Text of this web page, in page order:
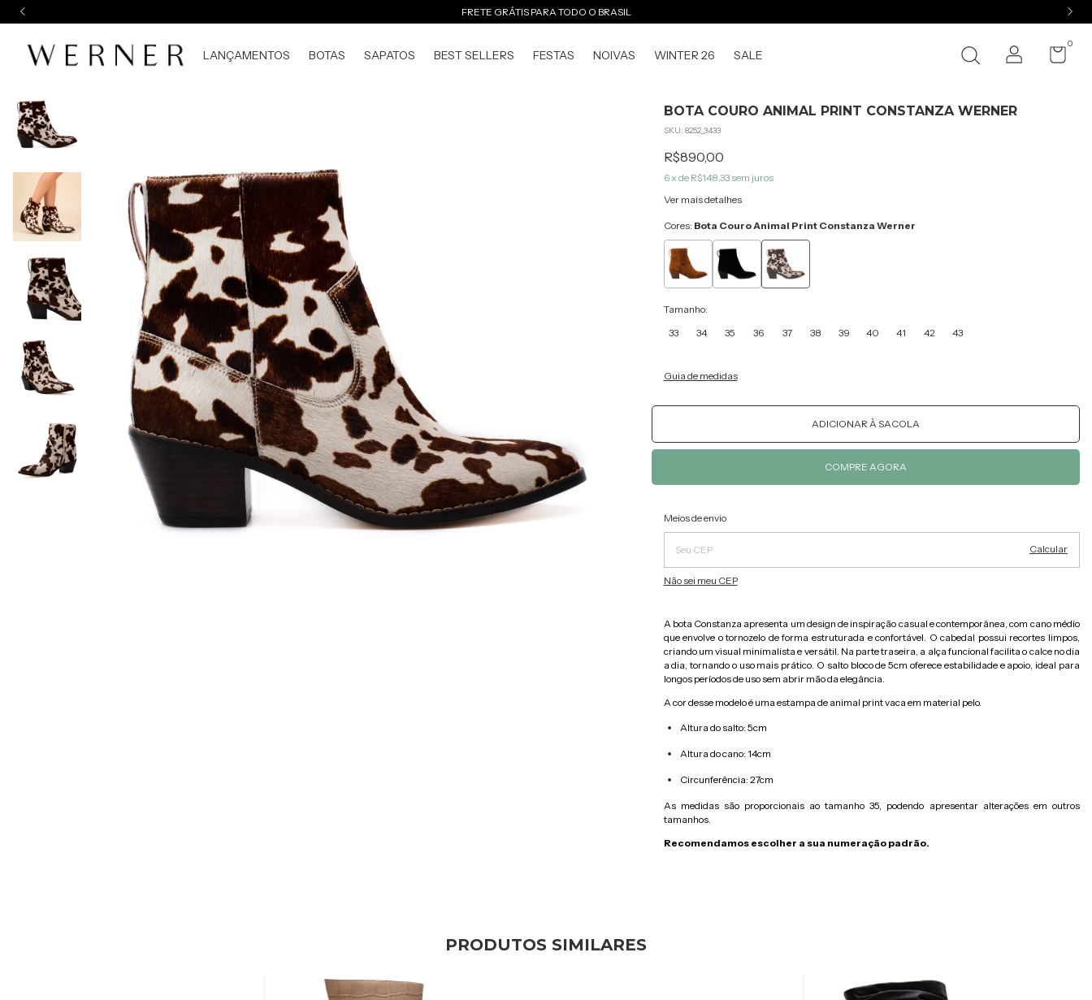
FRETE GRÁTIS PARA TODO O BRASIL
LANÇAMENTOS BOTAS SAPATOS BEST SELLERS FESTAS NOIVAS WINTER 26 SALE
0
BOTA COURO ANIMAL PRINT CONSTANZA WERNER
SKU: 8252_3433
R$890,00
6x de R$148,33 sem juros
Ver mais detalhes
Cores: Bota Couro Animal Print Constanza Werner
Tamanho:
33
34 35 36 37 38 39 40 41 42 43
Guia de medidas
Entregas para o CEP:
Meios de envio
Calcular
Não sei meu CEP
A bota Constanza apresenta um design de inspiração casual e contemporânea, com cano médio
que envolve o tornozelo de forma estruturada e confortável. O cabedal possui recortes limpos,
criando um visual minimalista e versátil. Na parte traseira, a alça funcional facilita o calce no dia
a dia, tornando o uso mais prático. O salto bloco de 5cm oferece estabilidade e apoio, ideal para
longos períodos de uso sem abrir mão da elegância.
A cor desse modelo é uma estampa de animal print vaca em material pelo.
Altura do salto: 5cm
Altura do cano: 14cm
Circunferência: 27cm
As medidas são proporcionais ao tamanho 35, podendo apresentar alterações em outros
tamanhos.
Recomendamos escolher a sua numeração padrão.
PRODUTOS SIMILARES